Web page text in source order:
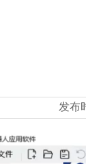
发布